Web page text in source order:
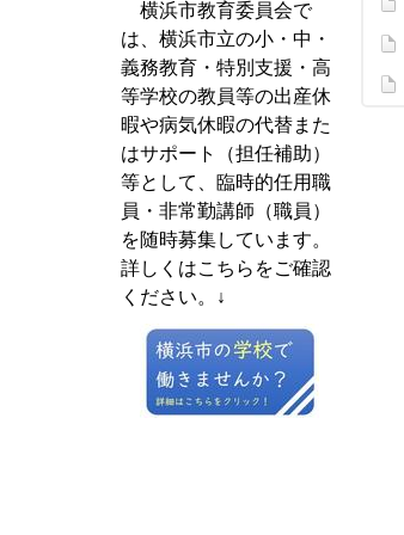
横浜市教育委員会で
は、横浜市立の小・中・
義務教育・特別支援・高
等学校の教員等の出産休
暇や病気休暇の代替また
はサポート（担任補助）
等として、臨時的任用職
員・非常勤講師（職員）
を随時募集しています。
詳しくはこちらをご確認
ください。↓